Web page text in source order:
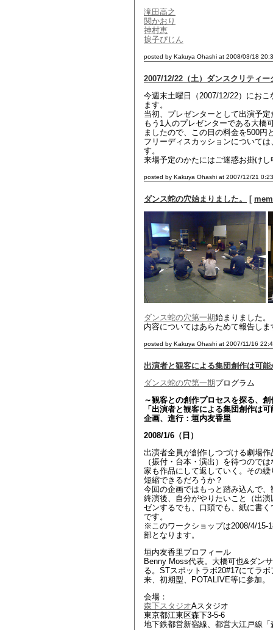
滝田高之
関かおり
神村恵
捩子ぴじん
posted by Kakuya Ohashi at 2008/03/18
2007/12/22（土）ダンスクリティー
今週末土曜日（2007/12/22）におこ
ます。
当初、プレゼンターとして出演予
もう1人のプレゼンターである大橋
ましたので、この日の料金を500円
フリーディスカッションについて
す。
来場予定のかたにはご迷惑お掛け
posted by Kakuya Ohashi at 2007/12/21
ダンス蛇の穴始まりました。 [
ダンス蛇の穴第一期始まりました。
内容についてはあらためて報告しま
posted by Kakuya Ohashi at 2007/11/16
出演者と観客による集団創作は可能
ダンス蛇の穴第一期プログラム
～観客との創作プロセスを探る、
「出演者と観客による集団創作は
企画、進行：垣内友香里
2008/1/6（日）
出演者全員が創作しつづける劇場
（振付・台本・演出）を待つので
家も作品にして返していく。その
短縮できるだろうか？
今回の企画ではもっと踏み込んで
終演後、自分がやりたいこと（出
ゼンするでも、口頭でも、紙に書
です。
※このワークショップは2008/4/15-
部となります。
垣内友香里プロフィール
Benny Moss代表。大橋可也&ダン
る。STスポットラボ20#17にてラ
来、初期型、POTALIVE等に参加。
会場：
森下スタジオAスタジオ
東京都江東区森下3-5-6
地下鉄都営新宿線、都営大江戸線